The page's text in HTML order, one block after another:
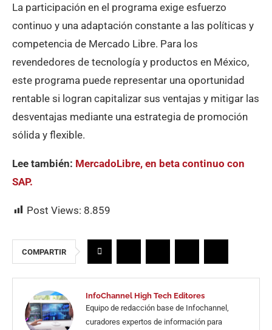
La participación en el programa exige esfuerzo
continuo y una adaptación constante a las políticas y
competencia de Mercado Libre. Para los
revendedores de tecnología y productos en México,
este programa puede representar una oportunidad
rentable si logran capitalizar sus ventajas y mitigar las
desventajas mediante una estrategia de promoción
sólida y flexible.
Lee también: MercadoLibre, en beta continuo con
SAP.
Post Views: 8.859
COMPARTIR
InfoChannel High Tech Editores
Equipo de redacción base de Infochannel,
curadores expertos de información para